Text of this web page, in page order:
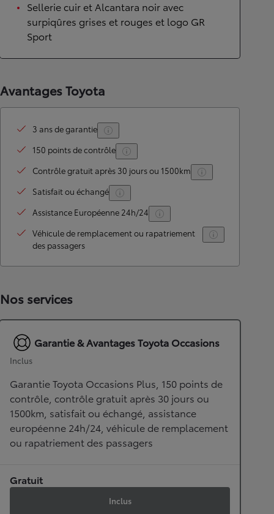
Sellerie cuir et Alcantara noir avec
surpiqûres grises et rouges et logo GR
Sport
Avantages Toyota
3 ans de garantie
150 points de contrôle
Contrôle gratuit après 30 jours ou 1500km
Satisfait ou échangé
Assistance Européenne 24h/24
Véhicule de remplacement ou rapatriement
des passagers
Nos services
Garantie & Avantages Toyota Occasions
Inclus
Garantie Toyota Occasions Plus, 150 points de
contrôle, contrôle gratuit après 30 jours ou
1500km, satisfait ou échangé, assistance
européenne 24h/24, véhicule de remplacement
ou rapatriement des passagers
Gratuit
Inclus